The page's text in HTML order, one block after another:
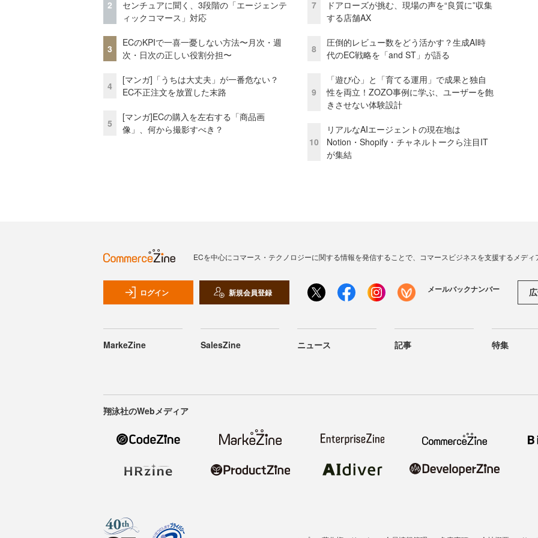
2
センチュアに聞く、3段階の「エージェンテ
ィックコマース」対応
3
ECのKPIで一喜一憂しない方法〜月次・週
次・日次の正しい役割分担〜
4
[マンガ]「うちは大丈夫」が一番危ない？
EC不正注文を放置した末路
5
[マンガ]ECの購入を左右する「商品画
像」、何から撮影すべき？
7
ドアローズが挑む、現場の声を“良質に”収集
する店舗AX
8
圧倒的レビュー数をどう活かす？生成AI時
代のEC戦略を「and ST」が語る
9
「遊び心」と「育てる運用」で成果と独自
性を両立！ZOZO事例に学ぶ、ユーザーを飽
きさせない体験設計
10
リアルなAIエージェントの現在地は
Notion・Shopify・チャネルトークら注目IT
が集結
ECを中心にコマース・テクノロジーに関する情報を発信することで、コマースビジネスを支援するメディ
ログイン 新規会員登録 メールバックナンバー
MarkeZine SalesZine ニュース 記事 特集
翔泳社のWebメディア